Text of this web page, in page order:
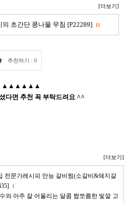
[더보기]
초간단 콩나물 무침 [P22289] 13
추천하기 : 0
다면 추천 꼭 부탁드려요 ^^
[더보기]
전문가레시피 만능 갈비찜(소갈비&돼지갈
1
와 아주 잘 어울리는 달콤 짭쪼름한 빛깔 고